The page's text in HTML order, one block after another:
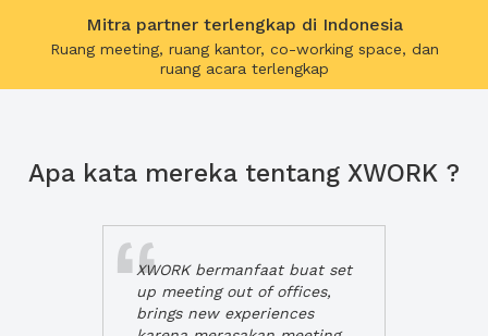
Mitra partner terlengkap di Indonesia
Ruang meeting, ruang kantor, co-working space, dan
ruang acara terlengkap
Apa kata mereka tentang XWORK ?
XWORK bermanfaat buat set
up meeting out of offices,
brings new experiences